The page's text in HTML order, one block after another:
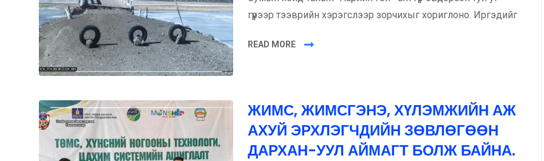
гүүрээр тээврийн хэрэгслээр зорчихыг хориглоно. Иргэдийг
READ MORE
ЖИМС, ЖИМСГЭНЭ, ХҮЛЭМЖИЙН АЖ
АХУЙ ЭРХЛЭГЧДИЙН ЗӨВЛӨГӨӨН
ДАРХАН-УУЛ АЙМАГТ БОЛЖ БАЙНА.